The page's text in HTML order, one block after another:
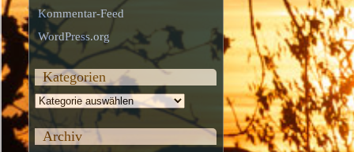
Kommentar-Feed
WordPress.org
Kategorien
Kategorien
Archiv